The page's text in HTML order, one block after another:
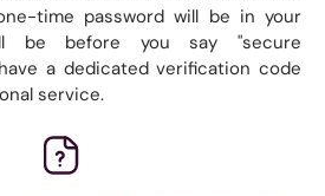
time password will be in your
be before you say "secure
a dedicated verification code
service.